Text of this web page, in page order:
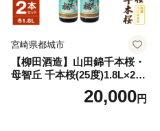
宮崎県都城市
【柳田酒造】山田錦千本桜・
母智丘 千本桜(25度)1.8L×2本
≪みやこんじょ特急便≫_AC
20,000円